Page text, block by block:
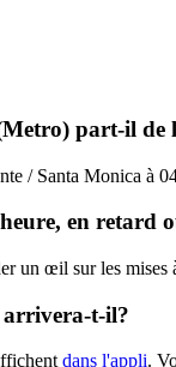
part-il
/ Santa Monica à
en retard
un œil sur les
arrivera-t-il?
dans l'appli.